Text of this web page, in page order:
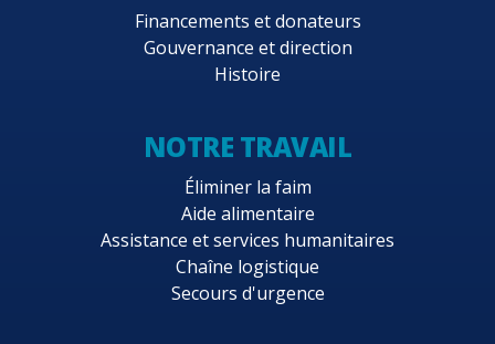
Financements et donateurs
Gouvernance et direction
Histoire
NOTRE TRAVAIL
Éliminer la faim
Aide alimentaire
Assistance et services humanitaires
Chaîne logistique
Secours d'urgence